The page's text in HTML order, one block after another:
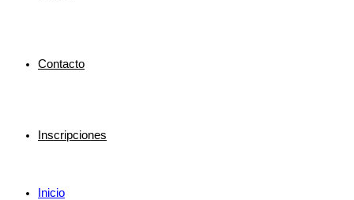
Contacto
Inscripciones
Inicio